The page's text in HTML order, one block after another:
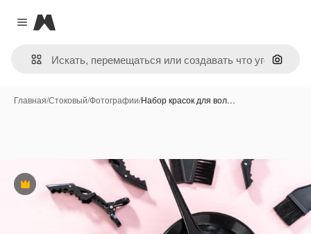
Close menu
Magnific
Поиск
Главная/Стоковый/Фотографии/Набор красок для вол…
Премиум